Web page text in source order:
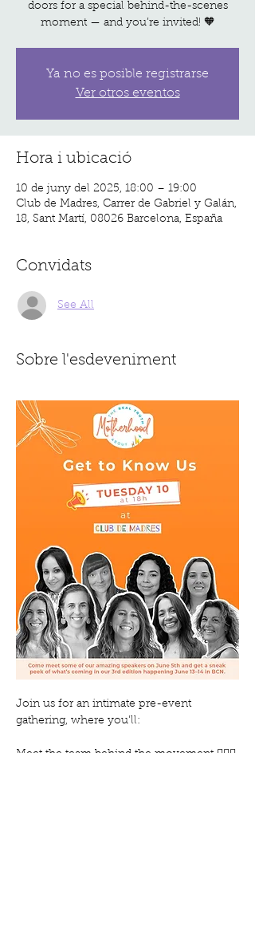
doors for a special behind-the-scenes
moment — and you’re invited! 🧡
Ya no es posible registrarse
Ver otros eventos
Hora i ubicació
10 de juny del 2025, 18:00 – 19:00
Club de Madres, Carrer de Gabriel y Galán,
18, Sant Martí, 08026 Barcelona, España
Convidats
See All
Sobre l'esdeveniment
Join us for an intimate pre-event
gathering, where you'll:
Meet the team behind the movement 🦸🏼‍♀️